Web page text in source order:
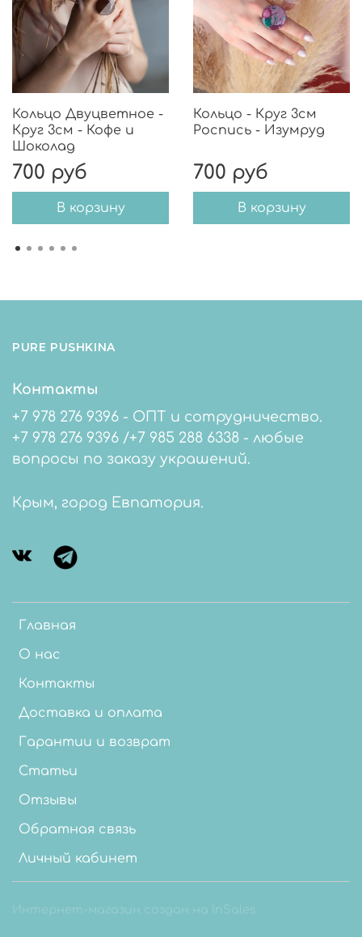
Кольцо Двуцветное -
Круг 3см - Кофе и
Шоколад
700 руб
В корзину
Кольцо - Круг 3см
Роспись - Изумруд
700 руб
В корзину
PURE PUSHKINA
Главная
О нас
Контакты
Доставка и оплата
Гарантии и возврат
Статьи
Отзывы
Обратная связь
Личный кабинет
Контакты
+7 978 276 9396 - ОПТ и сотрудничество.
+7 978 276 9396 /+7 985 288 6338 - любые
вопросы по заказу украшений.
Крым, город Евпатория.
Интернет-магазин создан на InSales